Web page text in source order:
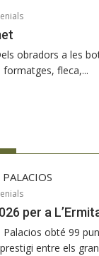
obradors a les
fleca,...
per a
obté 99
entre els